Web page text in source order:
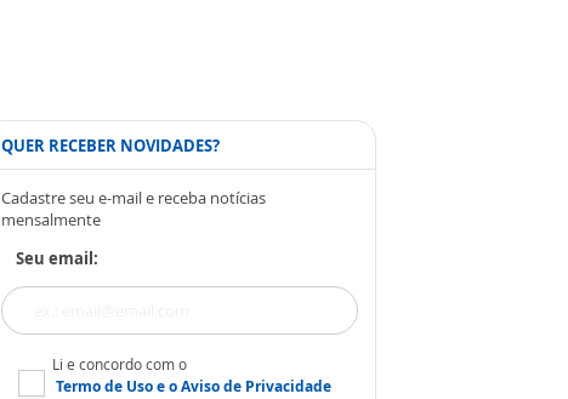
QUER RECEBER NOVIDADES?
Cadastre seu e-mail e receba notícias
mensalmente
Seu email:
Li e concordo com o
Termo de Usoe oAviso de Privacidade